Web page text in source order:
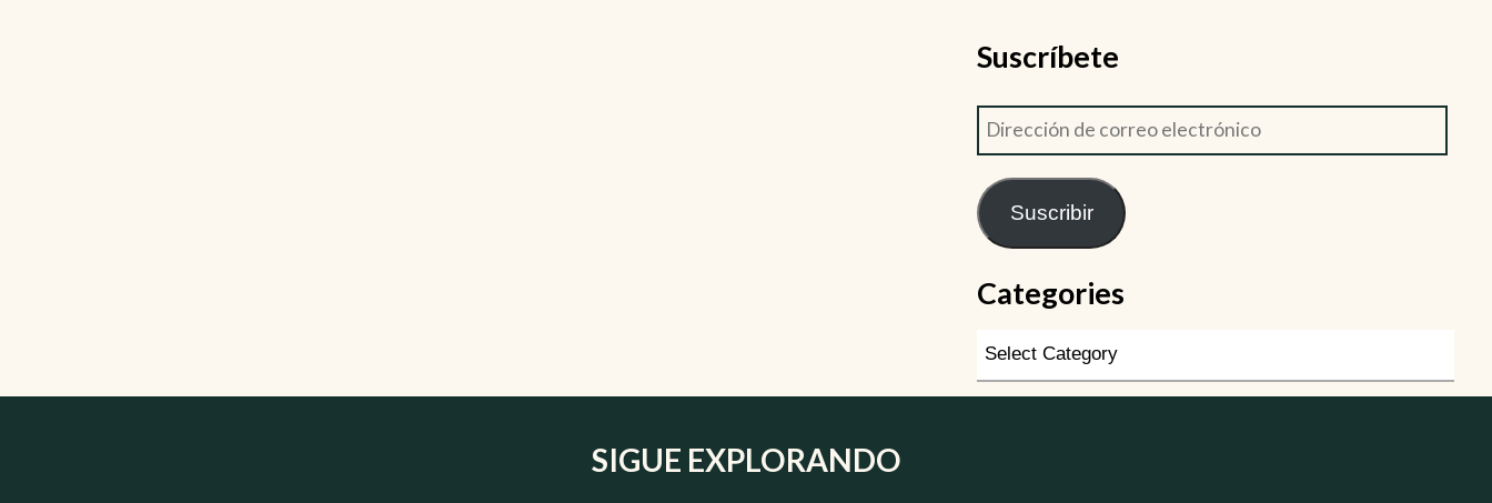
Suscríbete
Suscribir
Categories
SIGUE EXPLORANDO